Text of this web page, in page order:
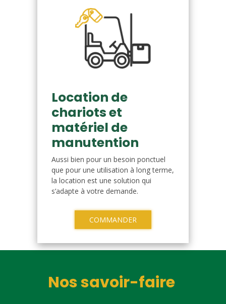
Location de
chariots et
matériel de
manutention
Aussi bien pour un besoin ponctuel
que pour une utilisation à long terme,
la location est une solution qui
s’adapte à votre demande.
COMMANDER
Nos savoir-faire